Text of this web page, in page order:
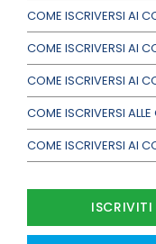
COME ISCRIVERSI AI
COME ISCRIVERSI AI
COME ISCRIVERSI AI
COME ISCRIVERSI
COME ISCRIVERSI AI